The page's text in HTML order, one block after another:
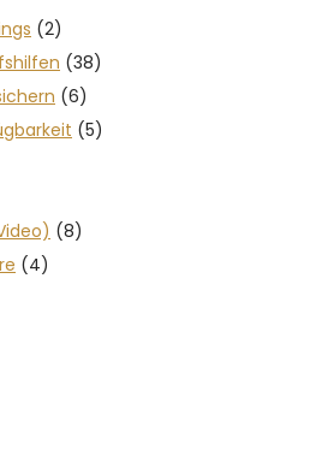
(2)
(38)
(6)
(5)
(8)
(4)